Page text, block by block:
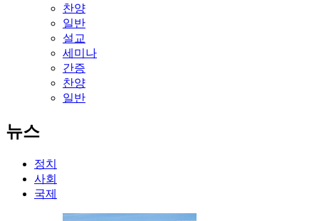
찬양
일반
설교
세미나
간증
찬양
일반
뉴스
정치
사회
국제